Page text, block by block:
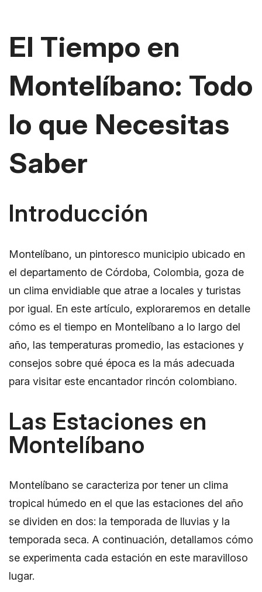
El Tiempo en
Montelíbano: Todo
lo que Necesitas
Saber
Introducción
Montelíbano, un pintoresco municipio ubicado en
el departamento de Córdoba, Colombia, goza de
un clima envidiable que atrae a locales y turistas
por igual. En este artículo, exploraremos en detalle
cómo es el tiempo en Montelíbano a lo largo del
año, las temperaturas promedio, las estaciones y
consejos sobre qué época es la más adecuada
para visitar este encantador rincón colombiano.
Las Estaciones en
Montelíbano
Montelíbano se caracteriza por tener un clima
tropical húmedo en el que las estaciones del año
se dividen en dos: la temporada de lluvias y la
temporada seca. A continuación, detallamos cómo
se experimenta cada estación en este maravilloso
lugar.